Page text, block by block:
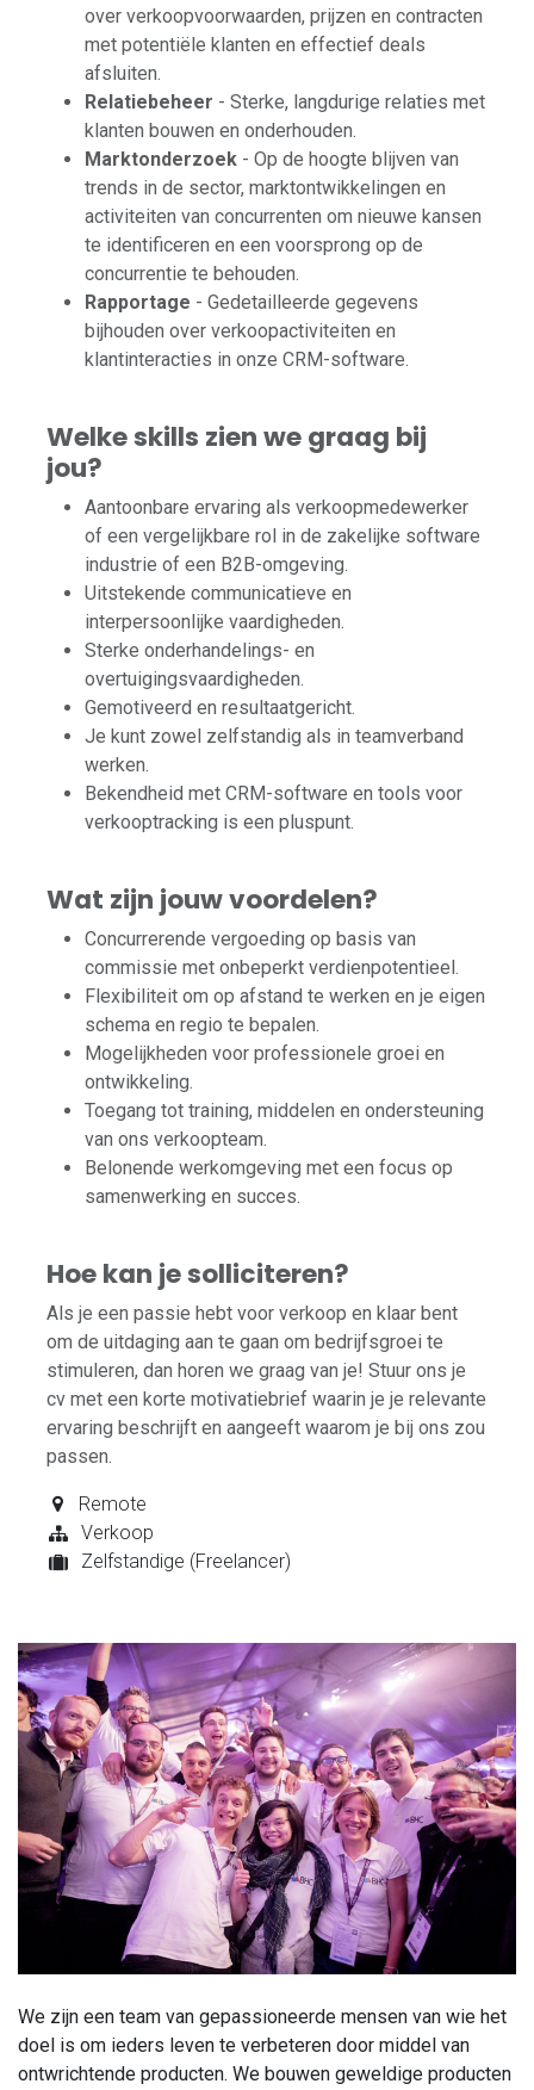
over verkoopvoorwaarden, prijzen en contracten
met potentiële klanten en effectief deals
afsluiten.
Relatiebeheer - Sterke, langdurige relaties met
klanten bouwen en onderhouden.
Marktonderzoek - Op de hoogte blijven van
trends in de sector, marktontwikkelingen en
activiteiten van concurrenten om nieuwe kansen
te identificeren en een voorsprong op de
concurrentie te behouden.
Rapportage - Gedetailleerde gegevens
bijhouden over verkoopactiviteiten en
klantinteracties in onze CRM-software.
Welke skills zien we graag bij
jou?
Aantoonbare ervaring als verkoopmedewerker
of een vergelijkbare rol in de zakelijke software
industrie of een B2B-omgeving.
Uitstekende communicatieve en
interpersoonlijke vaardigheden.
Sterke onderhandelings- en
overtuigingsvaardigheden.
Gemotiveerd en resultaatgericht.
Je kunt zowel zelfstandig als in teamverband
werken.
Bekendheid met CRM-software en tools voor
verkooptracking is een pluspunt.
Wat zijn jouw voordelen?
Concurrerende vergoeding op basis van
commissie met onbeperkt verdienpotentieel.
Flexibiliteit om op afstand te werken en je eigen
schema en regio te bepalen.
Mogelijkheden voor professionele groei en
ontwikkeling.
Toegang tot training, middelen en ondersteuning
van ons verkoopteam.
Belonende werkomgeving met een focus op
samenwerking en succes.
Hoe kan je solliciteren?
Als je een passie hebt voor verkoop en klaar bent
om de uitdaging aan te gaan om bedrijfsgroei te
stimuleren, dan horen we graag van je! Stuur ons je
cv met een korte motivatiebrief waarin je je relevante
ervaring beschrijft en aangeeft waarom je bij ons zou
passen.
Remote
Verkoop
Zelfstandige (Freelancer)
We zijn een team van gepassioneerde mensen van wie het
doel is om ieders leven te verbeteren door middel van
ontwrichtende producten. We bouwen geweldige producten